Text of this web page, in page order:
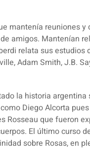
mantenía reuniones y
amigos. Mantenían
relata sus estudios
Adam Smith, J.B.
la historia argentina
Diego Alcorta
Rosseau que fueron
El último curso
sobre Rosas, en